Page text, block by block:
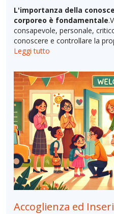
L'importanza della
corporeo è fondamentale
consapevole, personale,
conoscere e controllare la
Leggi tutto
Accoglienza ed